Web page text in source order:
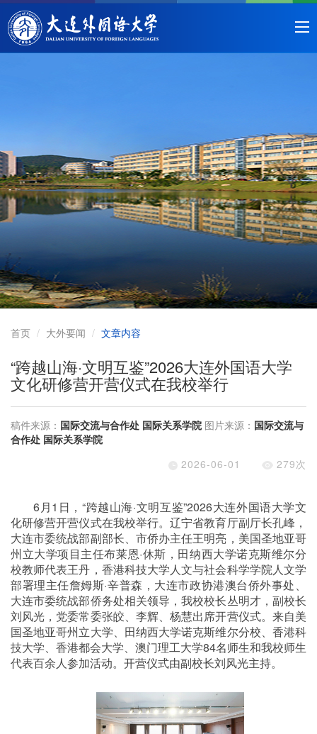
首页 大外要闻 文章内容
“跨越山海·文明互鉴”2026大连外国语大学
文化研修营开营仪式在我校举行
稿件来源： 国际交流与合作处 国际关系学院 图片来源： 国际交流与
合作处 国际关系学院
2026-06-01
279次
6月1 日，“跨越山海·文明互鉴”2026大连外国语大学文
化研修营开营仪式在我校举行。辽宁省教育厅副厅长孔峰，
大连市委统战部副部长、市侨办主任王明亮，美国圣地亚哥
州立大学项目主任布莱恩·休斯，田纳西大学诺克斯维尔分
校教师代表王丹，香港科技大学人文与社会科学学院人文学
部署理主任詹姆斯·辛普森，大连市政协港澳台侨外事处、
大连市委统战部侨务处相关领导，我校校长丛明才，副校长
刘风光，党委常委张皎、李辉、杨慧出席开营仪式。来自美
国圣地亚哥州立大学、田纳西大学诺克斯维尔分校、香港科
技大学、香港都会大学、澳门理工大学84名师生和我校师生
代表百余人参加活动。 开营仪式由副校长刘风光主持。